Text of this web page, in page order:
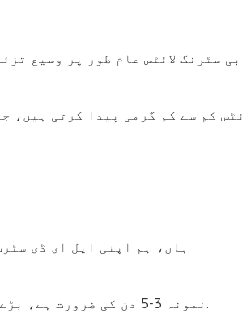
سٹرنگ لائٹس عام طور پر وسیع
کم سے کم گرمی پیدا کرتی
ہاں، ہم اپنی ایل ای ڈی سٹرپ لائٹ
نمونہ 3-5 دن کی ضرورت ہے، بڑے پیمانے پر پیداوار کا وقت آرڈر کی مقدار کے مطابق 25-35 دن کی ضرورت ہے.